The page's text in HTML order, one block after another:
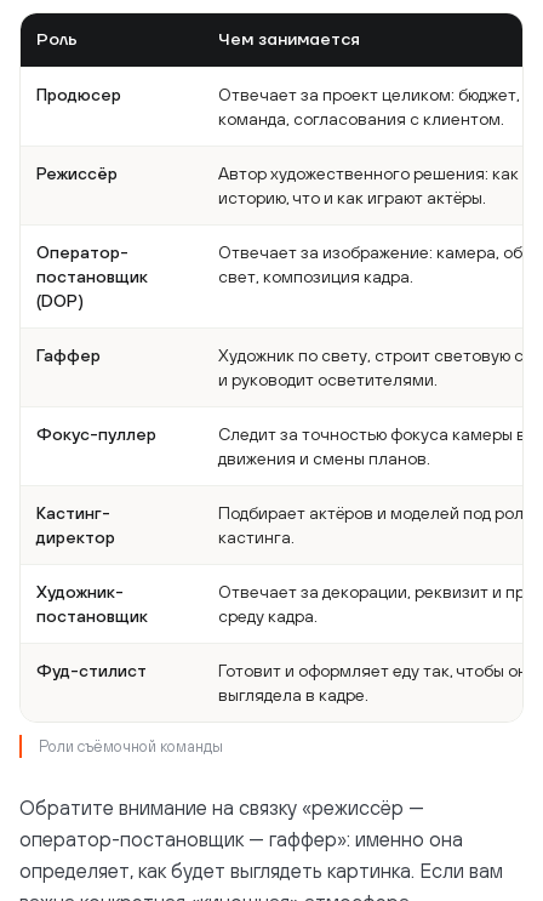
Роль Чем занимается
Продюсер
Отвечает за проект целиком: бюджет,
команда, согласования с клиентом.
Режиссёр
Автор художественного решения: как
историю, что и как играют актёры.
Оператор-
постановщик
(DOP)
Отвечает за изображение: камера,
свет, композиция кадра.
Гаффер
Художник по свету, строит световую
и руководит осветителями.
Фокус-пуллер
Следит за точностью фокуса камеры во
движения и смены планов.
Кастинг-
директор
Подбирает актёров и моделей под роли
кастинга.
Художник-
постановщик
Отвечает за декорации, реквизит и
среду кадра.
Фуд-стилист
Готовит и оформляет еду так, чтобы она
выглядела в кадре.
Роли съёмочной команды
Обратите внимание на связку «режиссёр —
оператор-постановщик — гаффер»: именно она
определяет, как будет выглядеть картинка. Если вам